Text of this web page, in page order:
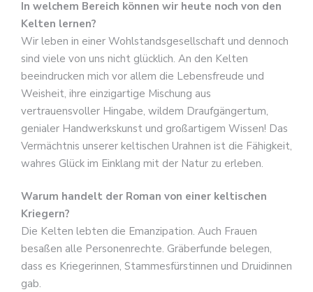
In welchem Bereich können wir heute noch von den
Kelten lernen?
Wir leben in einer Wohlstandsgesellschaft und dennoch
sind viele von uns nicht glücklich. An den Kelten
beeindrucken mich vor allem die Lebensfreude und
Weisheit, ihre einzigartige Mischung aus
vertrauensvoller Hingabe, wildem Draufgängertum,
genialer Handwerkskunst und großartigem Wissen! Das
Vermächtnis unserer keltischen Urahnen ist die Fähigkeit,
wahres Glück im Einklang mit der Natur zu erleben.
Warum handelt der Roman von einer keltischen
Kriegern?
Die Kelten lebten die Emanzipation. Auch Frauen
besaßen alle Personenrechte. Gräberfunde belegen,
dass es Kriegerinnen, Stammesfürstinnen und Druidinnen
gab.